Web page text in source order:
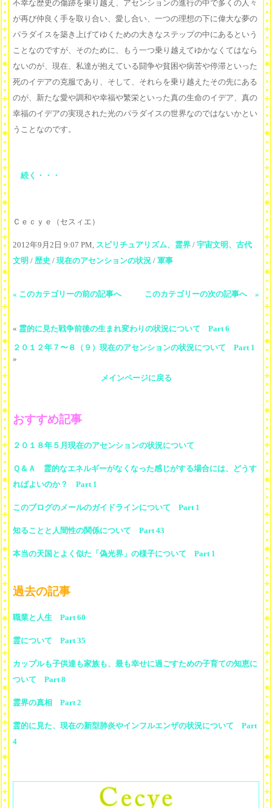
不幸な歴史の傷跡を乗り越え、アセンションの進行の中で多くの人々
が再び仲良く手を取り合い、愛し合い、一つの理想の下に偉大な夢の
パラダイスを築き上げてゆくための大きなステップの中にあるという
ことなのですが、そのために、もう一つ乗り越えてゆかなくてはなら
ないのが、現在、私達が抱えている闘争や貧困や病苦や停滞といった
死のイデアの克服であり、そして、それらを乗り越えたその先にある
のが、新たな愛や調和や幸福や繁栄といった真の生命のイデア、真の
幸福のイデアの実現された光のパラダイスの世界なのではないかとい
うことなのです。
続く・・・
Ｃｅｃｙｅ（セスィエ）
2012年9月2日 9:07 PM, スピリチュアリズム、霊界 / 宇宙文明、古代
文明 / 歴史 / 現在のアセンションの状況 / 軍事
« このカテゴリーの前の記事へ このカテゴリーの次の記事へ »
« 霊的に見た戦争前後の生まれ変わりの状況について Part 6
２０１２年７〜８（９）現在のアセンションの状況について Part 1
»
メインページに戻る
おすすめ記事
２０１８年５月現在のアセンションの状況について
Ｑ＆Ａ 霊的なエネルギーがなくなった感じがする場合には、どうす
ればよいのか？ Part 1
このブログのメールのガイドラインについて Part 1
知ることと人間性の関係について Part 43
本当の天国とよく似た「偽光界」の様子について Part 1
過去の記事
職業と人生 Part 60
霊について Part 35
カップルも子供達も家族も、最も幸せに過ごすための子育ての知恵に
ついて Part 8
霊界の真相 Part 2
霊的に見た、現在の新型肺炎やインフルエンザの状況について Part
4